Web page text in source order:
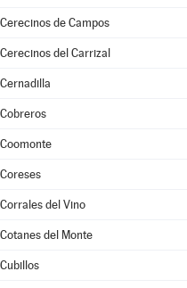
Cerecinos de Campos
Cerecinos del Carrizal
Cernadilla
Cobreros
Coomonte
Coreses
Corrales del Vino
Cotanes del Monte
Cubillos